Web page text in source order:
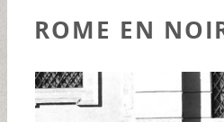
ROME EN